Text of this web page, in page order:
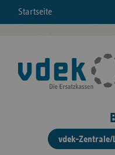
Startseite
vdek-Zentrale/